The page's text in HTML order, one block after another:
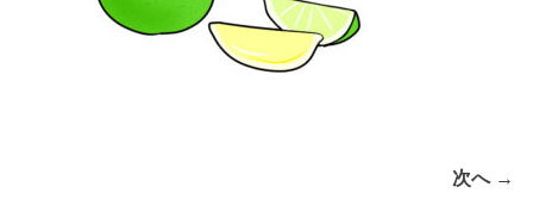
次へ →